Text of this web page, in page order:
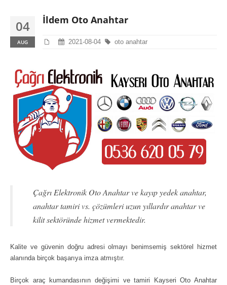
04
AUG
İldem Oto Anahtar
2021-08-04 oto anahtar
Çağrı Elektronik Oto Anahtar ve kayıp yedek anahtar,
anahtar tamiri vs. çözümleri uzun yıllardır anahtar ve
kilit sektöründe hizmet vermektedir.
Kalite ve güvenin doğru adresi olmayı benimsemiş sektörel hizmet
alanında birçok başarıya imza atmıştır.
Birçok araç kumandasının değişimi ve tamiri Kayseri Oto Anahtar